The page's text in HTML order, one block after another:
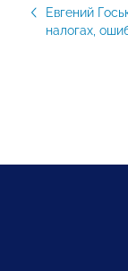
Евгений
налогах,